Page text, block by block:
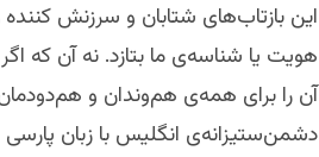
این بازتاب‌های شتابان و سرزنش
هویت یا شناسه‌ی ما بتازد. نه آن که
آن را برای همه‌ی هم‌وندان و هم‌دودمان
دشمن‌ستیزانه‌ی انگلیس با زبان